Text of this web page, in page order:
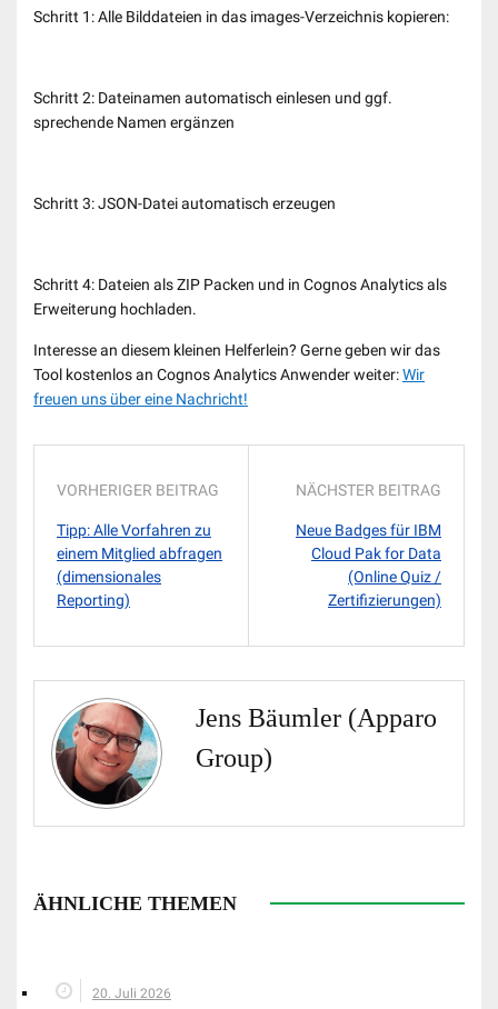
Schritt 1: Alle Bilddateien in das images-Verzeichnis kopieren:
Schritt 2: Dateinamen automatisch einlesen und ggf.
sprechende Namen ergänzen
Schritt 3: JSON-Datei automatisch erzeugen
Schritt 4: Dateien als ZIP Packen und in Cognos Analytics als
Erweiterung hochladen.
Interesse an diesem kleinen Helferlein? Gerne geben wir das
Tool kostenlos an Cognos Analytics Anwender weiter:Wir
freuen uns über eine Nachricht!
VORHERIGER BEITRAG
Tipp: Alle Vorfahren zu
einem Mitglied abfragen
(dimensionales
Reporting)
NÄCHSTER BEITRAG
Neue Badges für IBM
Cloud Pak for Data
(Online Quiz /
Zertifizierungen)
Jens Bäumler (Apparo
Group)
ÄHNLICHE THEMEN
20. Juli 2026